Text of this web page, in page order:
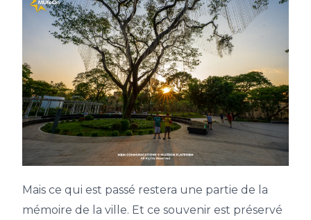
Mais ce qui est passé restera une partie de la
mémoire de la ville. Et ce souvenir est préservé